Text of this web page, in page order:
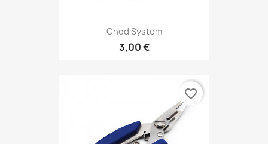
Chod System
3,00 €
favorite_border